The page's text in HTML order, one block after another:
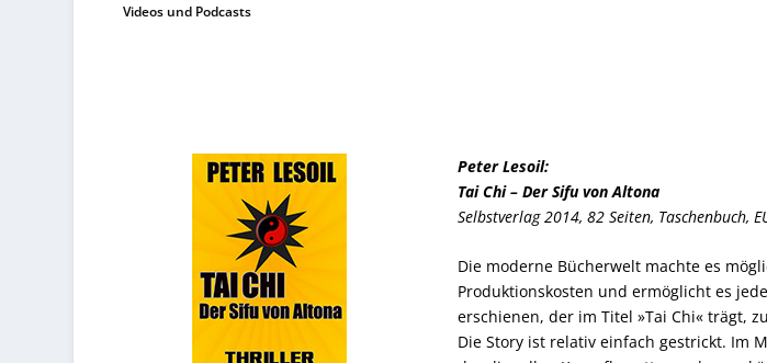
Videos und Podcasts
Peter Lesoil:
Tai Chi – Der Sifu von Altona
Selbstverlag 2014, 82 Seiten, Taschenbuch,
Die moderne Bücherwelt machte es
Produktionskosten und ermöglicht es
erschienen, der im Titel »Tai Chi« trägt,
Die Story ist relativ einfach gestrickt. Im